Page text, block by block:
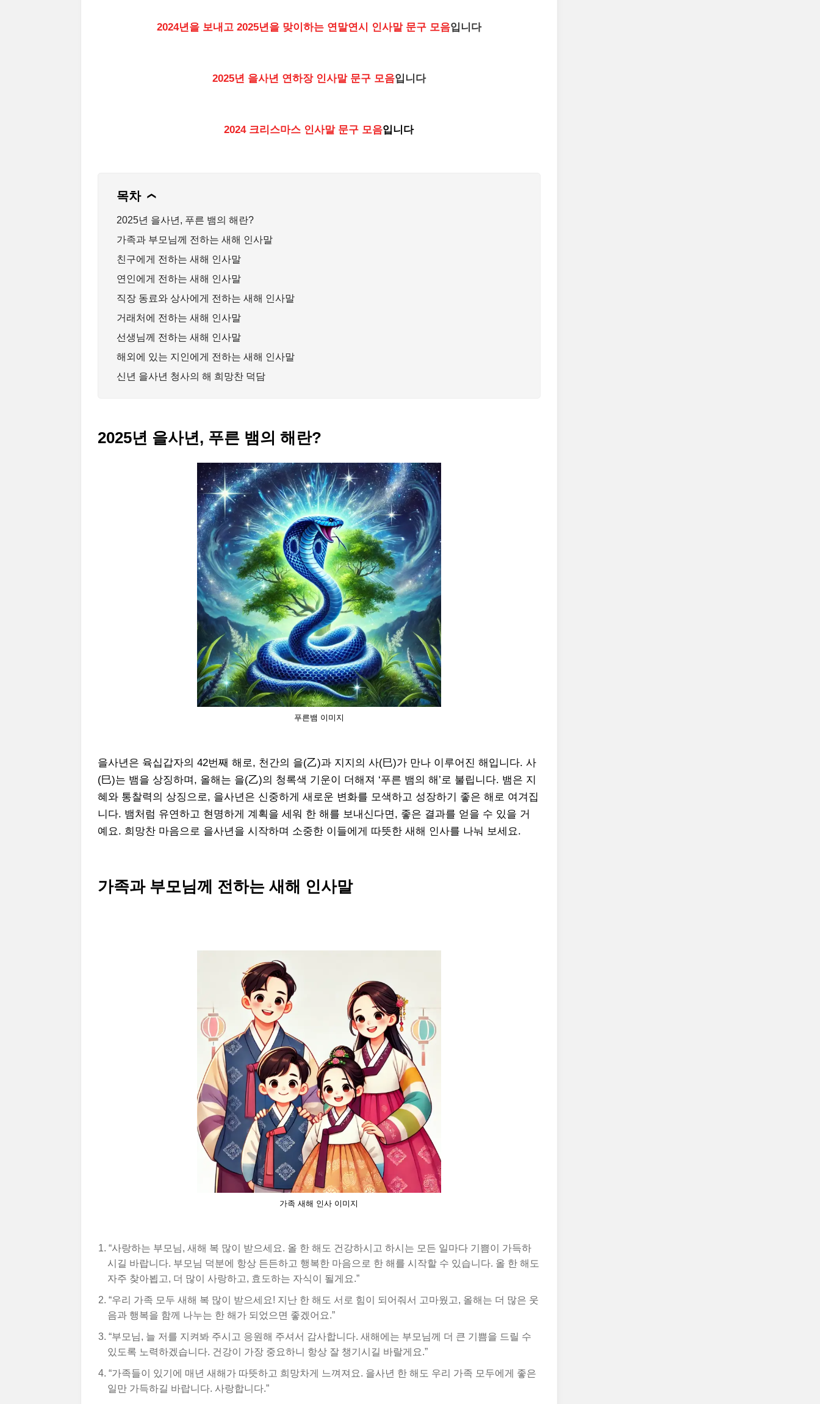
2024년을 보내고 2025년을 맞이하는 연말연시 인사말 문구 모음입니다
2025년 을사년 연하장 인사말 문구 모음입니다
2024 크리스마스 인사말 문구 모음입니다
목차 ❯
2025년 을사년, 푸른 뱀의 해란?
가족과 부모님께 전하는 새해 인사말
친구에게 전하는 새해 인사말
연인에게 전하는 새해 인사말
직장 동료와 상사에게 전하는 새해 인사말
거래처에 전하는 새해 인사말
선생님께 전하는 새해 인사말
해외에 있는 지인에게 전하는 새해 인사말
신년 을사년 청사의 해 희망찬 덕담
2025년 을사년, 푸른 뱀의 해란?
푸른뱀 이미지
을사년은 육십갑자의 42번째 해로, 천간의 을(乙)과 지지의 사(巳)가 만나 이루어진 해입니다. 사
(巳)는 뱀을 상징하며, 올해는 을(乙)의 청록색 기운이 더해져 ‘푸른 뱀의 해’로 불립니다. 뱀은 지
혜와 통찰력의 상징으로, 을사년은 신중하게 새로운 변화를 모색하고 성장하기 좋은 해로 여겨집
니다. 뱀처럼 유연하고 현명하게 계획을 세워 한 해를 보내신다면, 좋은 결과를 얻을 수 있을 거
예요. 희망찬 마음으로 을사년을 시작하며 소중한 이들에게 따뜻한 새해 인사를 나눠 보세요.
가족과 부모님께 전하는 새해 인사말
가족 새해 인사 이미지
“사랑하는 부모님, 새해 복 많이 받으세요. 올 한 해도 건강하시고 하시는 모든 일마다 기쁨이 가득하
시길 바랍니다. 부모님 덕분에 항상 든든하고 행복한 마음으로 한 해를 시작할 수 있습니다. 올 한 해도
자주 찾아뵙고, 더 많이 사랑하고, 효도하는 자식이 될게요.”
“우리 가족 모두 새해 복 많이 받으세요! 지난 한 해도 서로 힘이 되어줘서 고마웠고, 올해는 더 많은 웃
음과 행복을 함께 나누는 한 해가 되었으면 좋겠어요.”
“부모님, 늘 저를 지켜봐 주시고 응원해 주셔서 감사합니다. 새해에는 부모님께 더 큰 기쁨을 드릴 수
있도록 노력하겠습니다. 건강이 가장 중요하니 항상 잘 챙기시길 바랄게요.”
“가족들이 있기에 매년 새해가 따뜻하고 희망차게 느껴져요. 을사년 한 해도 우리 가족 모두에게 좋은
일만 가득하길 바랍니다. 사랑합니다.”